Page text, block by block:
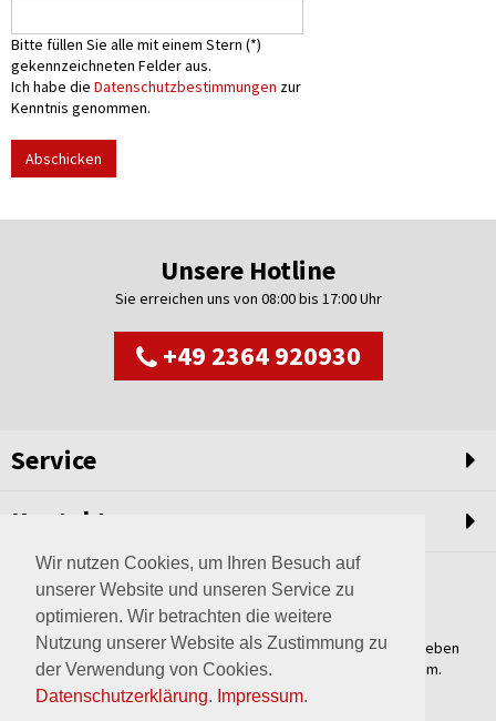
Wir nutzen Cookies, um Ihren Besuch auf
unserer Website und unseren Service zu
optimieren. Wir betrachten die weitere
Nutzung unserer Website als Zustimmung zu
der Verwendung von Cookies.
Datenschutzerklärung. Impressum.
Bitte füllen Sie alle mit einem Stern (*)
gekennzeichneten Felder aus.
Ich habe die Datenschutzbestimmungen zur
Kenntnis genommen.
Abschicken
Unsere Hotline
Sie erreichen uns von 08:00 bis 17:00 Uhr
+49 2364 920930
Service
Kontakt
Weltweit setzen wir unsere Erfahrungswerte und unser Streben
nach innovativen Lösungen in unvergleichliche Anlagen um.
Erfahren Sie mehr über uns.